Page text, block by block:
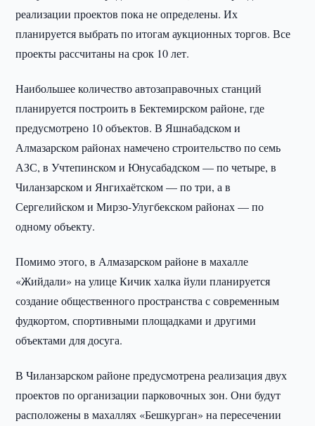
реализации проектов пока не определены. Их
планируется выбрать по итогам аукционных торгов. Все
проекты рассчитаны на срок 10 лет.
Наибольшее количество автозаправочных станций
планируется построить в Бектемирском районе, где
предусмотрено 10 объектов. В Яшнабадском и
Алмазарском районах намечено строительство по семь
АЗС, в Учтепинском и Юнусабадском — по четыре, в
Чиланзарском и Янгихаётском — по три, а в
Сергелийском и Мирзо-Улугбекском районах — по
одному объекту.
Помимо этого, в Алмазарском районе в махалле
«Жийдали» на улице Кичик халка йули планируется
создание общественного пространства с современным
фудкортом, спортивными площадками и другими
объектами для досуга.
В Чиланзарском районе предусмотрена реализация двух
проектов по организации парковочных зон. Они будут
расположены в махаллях «Бешкурган» на пересечении